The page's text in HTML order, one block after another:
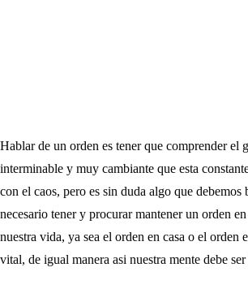
Hablar de un orden es tener que comprender el
interminable y muy cambiante que esta
con el caos, pero es sin duda algo que debemos
necesario tener y procurar mantener un orden
nuestra vida, ya sea el orden en casa o el orden
vital, de igual manera asi nuestra mente debe